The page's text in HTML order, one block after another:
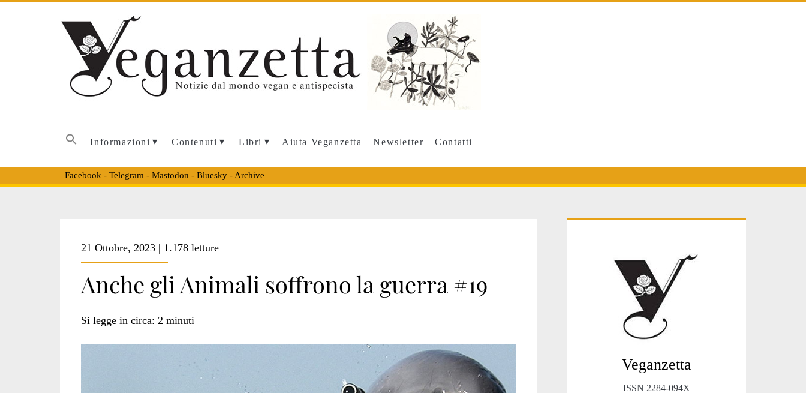
Informazioni Contenuti Libri Aiuta Veganzetta Newsletter Contatti
Facebook - Telegram - Mastodon - Bluesky- Archive
<span>Novoozerne</span>
21 Ottobre, 2023 | 1.178 letture
Anche gli Animali soffrono la guerra #19
Si legge in circa: 2 minuti
Sidebar
Veganzetta
ISSN 2284-094X